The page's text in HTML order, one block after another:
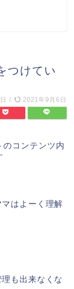
つけてい
/ 2021年9月6日
コンテンツ内
はよーく理解
も出来なくな